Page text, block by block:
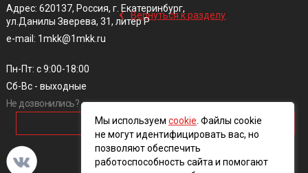
‹ Вернуться к разделу
Адрес: 620137, Россия, г. Екатеринбург,
ул.Данилы Зверева, 31, литер Р
e-mail: 1mkk@1mkk.ru
Пн-Пт: с 9:00-18:00
Сб-Вс - выходные
Не дозвонились?
ОБРАТНЫЙ ЗВОНОК
Мы используем cookie . Файлы cookie
не могут идентифицировать вас, но
позволяют обеспечить
работоспособность сайта и помогают